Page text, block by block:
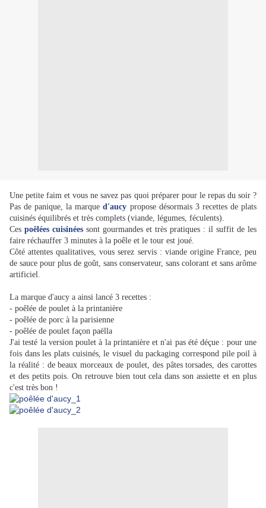
Une petite faim et vous ne savez pas quoi préparer pour le repas du soir ?
Pas de panique, la marqued'aucy propose désormais 3 recettes de plats
cuisinés équilibrés et très complets (viande, légumes, féculents).
Ces poêlées cuisinées sont gourmandes et très pratiques : il suffit de les
faire réchauffer 3 minutes à la poêle et le tour est joué.
Côté attentes qualitatives, vous serez servis : viande origine France, peu
de sauce pour plus de goût, sans conservateur, sans colorant et sans arôme
artificiel.
La marque d'aucy a ainsi lancé 3 recettes :
- poêlée de poulet à la printanière
- poêlée de porc à la parisienne
- poêlée de poulet façon paëlla
J'ai testé la version poulet à la printanière et n'ai pas été déçue : pour une
fois dans les plats cuisinés, le visuel du packaging correspond pile poil à
la réalité : de beaux morceaux de poulet, des pâtes torsades, des carottes
et des petits pois. On retrouve bien tout cela dans son assiette et en plus
c'est très bon !